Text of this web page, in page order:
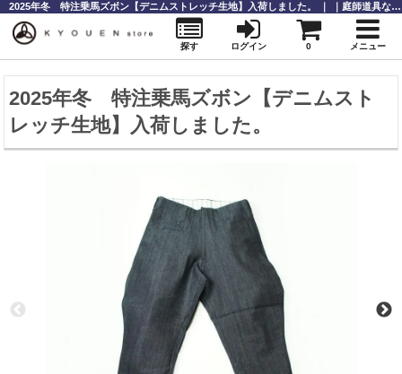
2025年冬 特注乗馬ズボン【デニムスト
レッチ生地】入荷しました。
2025年冬 特注乗馬ズボン【デニムストレッチ生地】入荷しました。 ｜ ｜庭師道具なら【KYOUENstoe】庭師道具・造園資材の販売と通販
探す ログイン 0 メニュー